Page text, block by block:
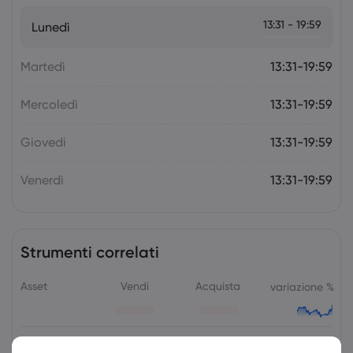
della politica monetaria si sposta sulla
Lunedì 13:31 - 19:59
Martedì 13:31-19:59
Mercoledì 13:31-19:59
Giovedi 13:31-19:59
Venerdì 13:31-19:59
Strumenti correlati
Asset Vendi Acquista variazione %